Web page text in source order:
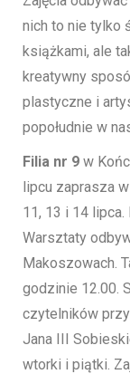
nich to nie tylko
książkami, ale
kreatywny
plastyczne i
popołudnie w
Filia nr 9 w
lipcu zaprasza
11, 13 i 14
Warsztaty
Makoszowach.
godzinie 12.00.
czytelników
Jana III
wtorki i piątki.